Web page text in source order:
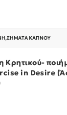
,ΣΉΜΑΤΑ ΚΑΠΝΟΎ
Κρητικού-
in Desire